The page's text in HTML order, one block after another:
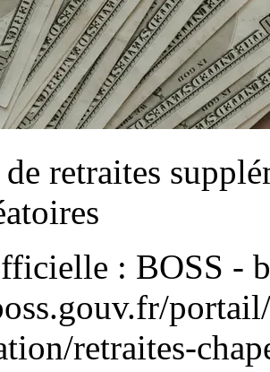
retraites
: BOSS -
retraites-